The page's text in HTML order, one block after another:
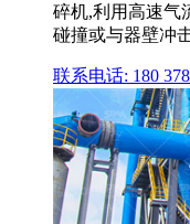
碎机,利用高速气
碰撞或与器壁冲
联系电话: 180